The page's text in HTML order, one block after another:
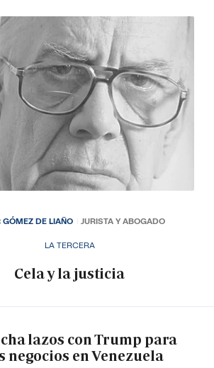
LA TERCERA
Cela y la justicia
GÓMEZ DE LIAÑO JURISTA Y ABOGADO
lazos con Trump para
negocios en Venezuela